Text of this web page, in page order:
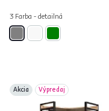
3 Farba - detailná
Akcia Výpredaj